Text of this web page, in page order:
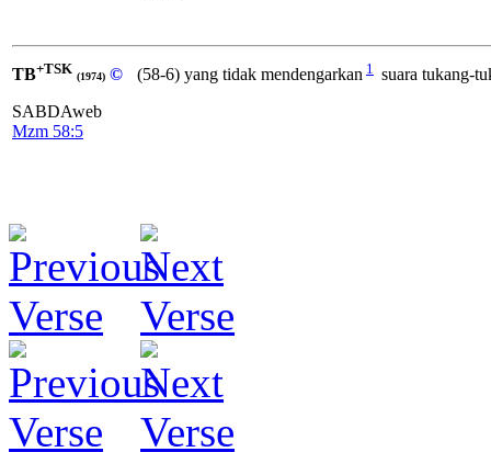
TB+TSK (1974) ©
SABDAweb
Mzm 58:5
(58-6) yang tidak mendengarkan 1 suara tukang-